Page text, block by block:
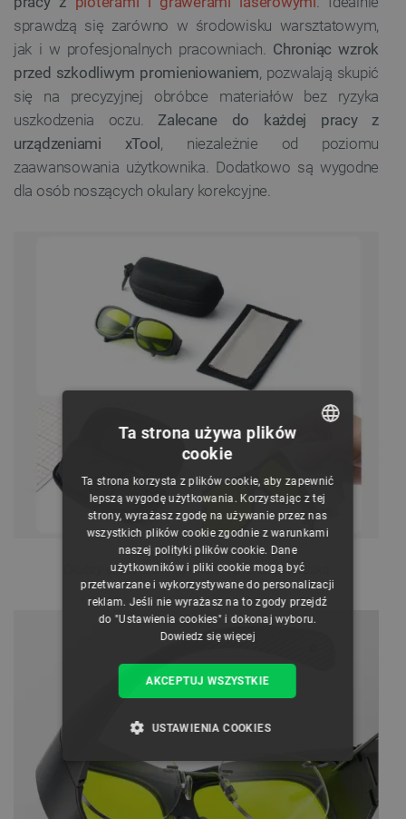
sprawdzą się zarówno w środowisku warsztatowym,
jak i w profesjonalnych pracowniach. Chroniąc wzrok
przed szkodliwym promieniowaniem, pozwalają skupić
się na precyzyjnej obróbce materiałów bez ryzyka
uszkodzenia oczu. Zalecane do każdej pracy z
urządzeniami xTool, niezależnie od poziomu
zaawansowania użytkownika. Dodatkowo są wygodne
dla osób noszących okulary korekcyjne.
Okulary dostarczane są wraz z etui oraz ściereczką.
CZECH
ENGLISH
GERMAN
Ta strona używa plików
cookie
Ta strona korzysta z plików cookie, aby zapewnić
lepszą wygodę użytkowania. Korzystając z tej
strony, wyrażasz zgodę na używanie przez nas
wszystkich plików cookie zgodnie z warunkami
naszej polityki plików cookie. Dane
użytkowników i pliki cookie mogą być
przetwarzane i wykorzystywane do personalizacji
reklam. Jeśli nie wyrażasz na to zgody przejdź
do "Ustawienia cookies" i dokonaj wyboru.
Dowiedz się więcej
AKCEPTUJ WSZYSTKIE
USTAWIENIA COOKIES
NIEZBĘDNE WYDAJNOŚĆ
TARGETOWANIE